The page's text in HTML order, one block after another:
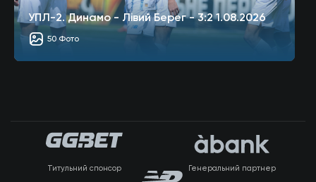
УПЛ-2. Динамо - Лівий Берег - 3:2 1.08.2026
50 Фото
Титульний спонсор Генеральний партнер